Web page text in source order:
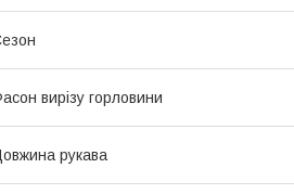
вирізу горловини
рукава